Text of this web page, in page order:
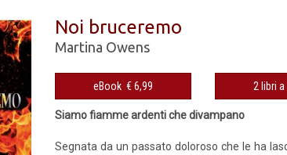
Noi bruceremo
Martina Owens
eBook € 6,99 2 libri a
Siamo fiamme ardenti che divampano
Segnata da un passato doloroso che le ha